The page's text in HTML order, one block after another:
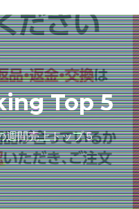
Top 5
週間売上トップ５